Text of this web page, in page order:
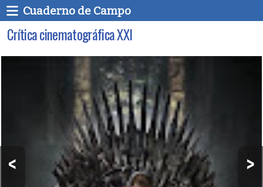
Cuaderno de Campo
Crítica cinematográfica XXI